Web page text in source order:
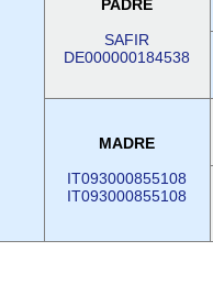
PADRE
SAFIR
DE000000184538
MADRE
IT093000855108
IT093000855108